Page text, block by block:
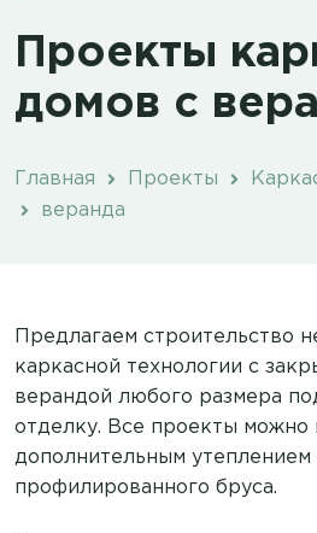
Проекты
домов с
Главная Проекты
веранда
Предлагаем строительство
каркасной технологии с
верандой любого размера
отделку. Все проекты можно
дополнительным утеплением
профилированного бруса.